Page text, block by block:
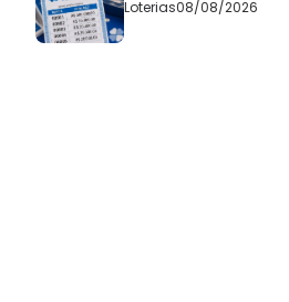
Loterias08/08/2026